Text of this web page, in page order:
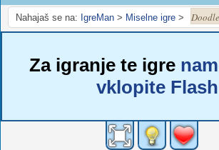
Nahajaš se na: IgreMan > Miselne igre >
Za igranje te igre
vklopite Flash